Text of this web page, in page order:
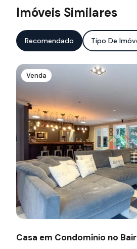
Imóveis Similares
Recomendado Tipo De
Venda
Casa em Condomínio no